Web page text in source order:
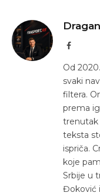
Facebook
Od
svaki
filtera.
prema
trenutak
teksta
ispriča.
koje
Srbije u
Đoković